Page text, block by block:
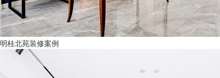
明桂北苑装修案例